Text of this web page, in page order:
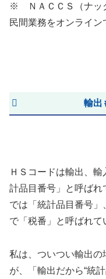
※ ＮＡＣＣＳ（ナッ
民間業務をオンライン
輸出
ＨＳコードは輸出、
計品目番号」と呼ばれ
では「統計品目番号
で「税番」と呼ばれて
私は、ついつい輸出の
が、「輸出だから“統